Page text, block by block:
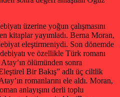
üzerine yoğun çalışmasını
kitaplar yayımladı. Berna Moran,
eleştirmeniydi. Son dönemde
ve özellikle Türk romanı
ölümünden sonra
Bir Bakış” adlı üç ciltlik
romanlarını ele aldı. Moran,
anlayışını derli toplu